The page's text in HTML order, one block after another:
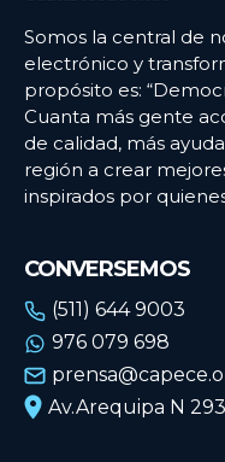
Somos la central de
electrónico y
propósito es:
Cuanta más gente
de calidad, más
región a crear
inspirados por
CONVERSEMOS
(511) 644 9003
976 079 698
Av.Arequipa N